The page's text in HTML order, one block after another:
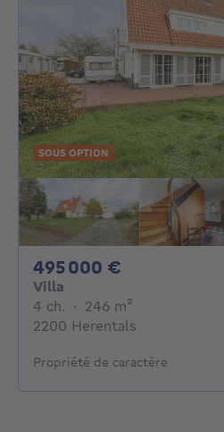
SOUS OPTION
495 000 €
Villa
4 ch. 4 chambres
· 246 m²
2200 Herentals
Propriété de caractère